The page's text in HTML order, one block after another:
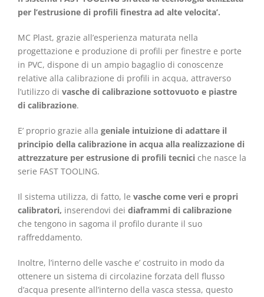
per l’estrusione di profili finestra ad alte velocita’.
MC Plast, grazie all’esperienza maturata nella
progettazione e produzione di profili per finestre e porte
in PVC, dispone di un ampio bagaglio di conoscenze
relative alla calibrazione di profili in acqua, attraverso
l’utilizzo di vasche di calibrazione sottovuoto e piastre
di calibrazione.
E’ proprio grazie alla geniale intuizione di adattare il
principio della calibrazione in acqua alla realizzazione di
attrezzature per estrusione di profili tecnici che nasce la
serie FAST TOOLING.
Il sistema utilizza, di fatto, le vasche come veri e propri
calibratori, inserendovi dei diaframmi di calibrazione
che tengono in sagoma il profilo durante il suo
raffreddamento.
Inoltre, l’interno delle vasche e’ costruito in modo da
ottenere un sistema di circolazine forzata dell flusso
d’acqua presente all’interno della vasca stessa, questo